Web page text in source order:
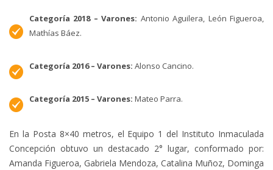
Categoría 2018 – Varones: Antonio Aguilera, León Figueroa,
Mathías Báez.
Categoría 2016 – Varones: Alonso Cancino.
Categoría 2015 – Varones: Mateo Parra.
En la Posta 8×40 metros, el Equipo 1 del Instituto Inmaculada
Concepción obtuvo un destacado 2° lugar, conformado por:
Amanda Figueroa, Gabriela Mendoza, Catalina Muñoz, Dominga